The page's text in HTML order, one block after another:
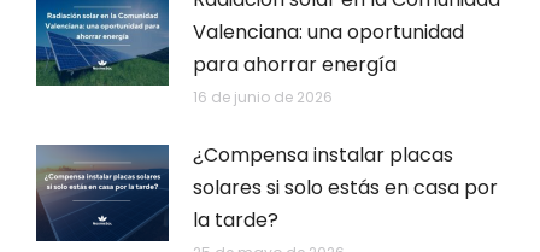
Valenciana: una oportunidad
para ahorrar energía
16 de junio de 2026
¿Compensa instalar placas
solares si solo estás en casa por
la tarde?